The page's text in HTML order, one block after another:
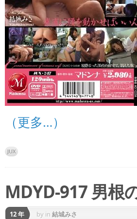
（更多…）
JUX
MDYD-917 男根
12 年 by in 結城みさ